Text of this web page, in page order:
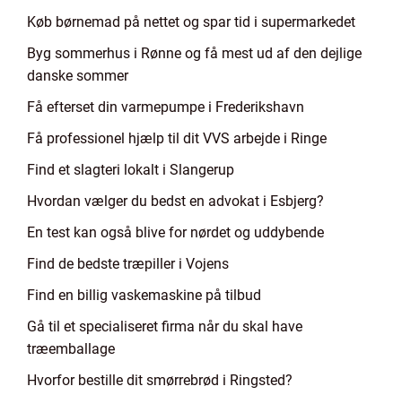
Køb børnemad på nettet og spar tid i supermarkedet
Byg sommerhus i Rønne og få mest ud af den dejlige
danske sommer
Få efterset din varmepumpe i Frederikshavn
Få professionel hjælp til dit VVS arbejde i Ringe
Find et slagteri lokalt i Slangerup
Hvordan vælger du bedst en advokat i Esbjerg?
En test kan også blive for nørdet og uddybende
Find de bedste træpiller i Vojens
Find en billig vaskemaskine på tilbud
Gå til et specialiseret firma når du skal have
træemballage
Hvorfor bestille dit smørrebrød i Ringsted?